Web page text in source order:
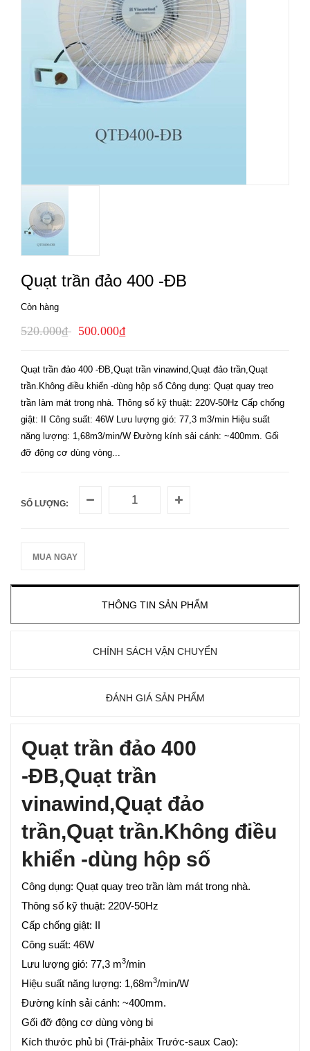
Quạt trần đảo 400 -ĐB
Còn hàng
520.000₫ 500.000₫
Quạt trần đảo 400 -ĐB,Quạt trần vinawind,Quạt đảo trần,Quạt
trần.Không điều khiển -dùng hộp số Công dụng: Quạt quay treo
trần làm mát trong nhà. Thông số kỹ thuật: 220V-50Hz Cấp chống
giật: II Công suất: 46W Lưu lượng gió: 77,3 m3/min Hiệu suất
năng lượng: 1,68m3/min/W Đường kính sải cánh: ~400mm. Gối
đỡ động cơ dùng vòng...
SỐ LƯỢNG:
MUA NGAY
THÔNG TIN SẢN PHẨM
CHÍNH SÁCH VẬN CHUYỂN
ĐÁNH GIÁ SẢN PHẨM
Quạt trần đảo 400
-ĐB,Quạt trần
vinawind,Quạt đảo
trần,Quạt trần.Không điều
khiển -dùng hộp số
Công dụng: Quạt quay treo trần làm mát trong nhà.
Thông số kỹ thuật: 220V-50Hz
Cấp chống giật: II
Công suất: 46W
Lưu lượng gió: 77,3 m3/min
Hiệu suất năng lượng: 1,68m3/min/W
Đường kính sải cánh: ~400mm.
Gối đỡ động cơ dùng vòng bi
Kích thước phủ bì (Trái-phảix Trước-saux Cao):